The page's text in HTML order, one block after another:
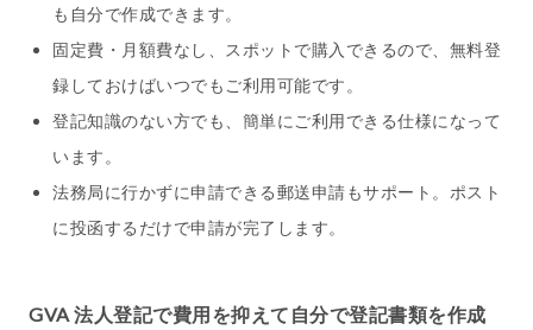
も自分で作成できます。
固定費・月額費なし、スポットで購入できるので、無料登
録しておけばいつでもご利用可能です。
登記知識のない方でも、簡単にご利用できる仕様になって
います。
法務局に行かずに申請できる郵送申請もサポート。ポスト
に投函するだけで申請が完了します。
GVA 法人登記で費用を抑えて自分で登記書類を作成